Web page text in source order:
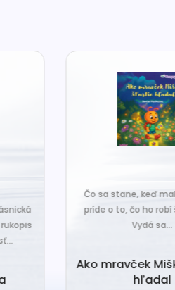
Čo sa stane, keď malý mravček
príde o to, čo ho robí šťastným?
Ako mravček Miško šťastie